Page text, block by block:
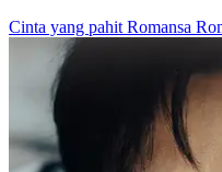
Cinta yang pahit Romansa